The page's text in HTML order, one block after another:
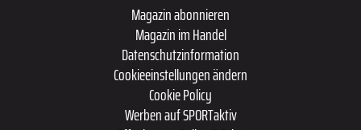
Magazin abonnieren
Magazin im Handel
Datenschutzinformation
Cookieeinstellungen ändern
Cookie Policy
Werben auf SPORTaktiv